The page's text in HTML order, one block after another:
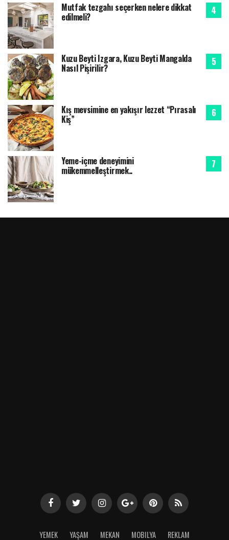
Mutfak tezgahı seçerken nelere dikkat
edilmeli?
Kuzu Beyti Izgara, Kuzu Beyti Mangalda
Nasıl Pişirilir?
Kış mevsimine en yakışır lezzet “Pırasalı
Kiş”
Yeme-içme deneyimini
mükemmelleştirmek..
YEMEK YAŞAM MEKAN MOBILYA REKLAM